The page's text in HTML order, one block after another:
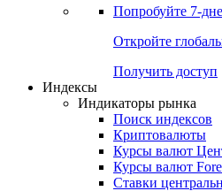
Попробуйте 7-
Откройте
Получить доступ
Индексы
Индикаторы рынка
Поиск индексов
Криптовалюты
Курсы валют
Курсы валют
Ставки